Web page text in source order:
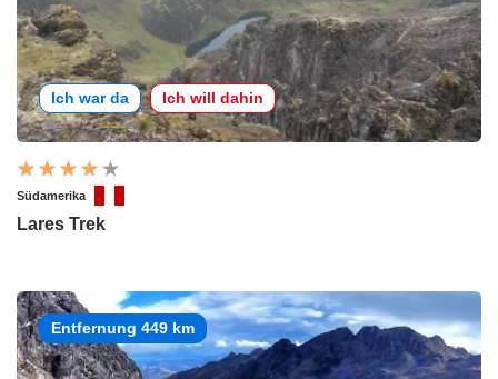
Ich war da Ich will dahin
Südamerika
Lares Trek
Entfernung 449 km